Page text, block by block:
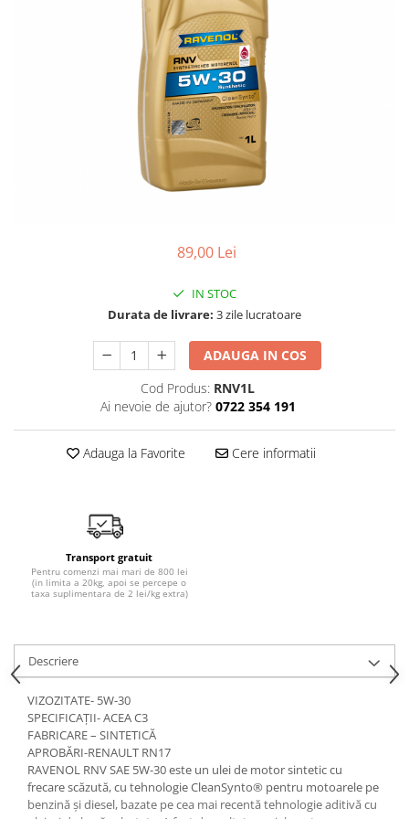
89,00 Lei
IN STOC
Durata de livrare: 3 zile lucratoare
ADAUGA IN COS
Cod Produs: RNV1L
Ai nevoie de ajutor? 0722 354 191
Adauga la Favorite Cere informatii
Transport gratuit
Pentru comenzi mai mari de 800 lei
(in limita a 20kg, apoi se percepe o
taxa suplimentara de 2 lei/kg extra)
Descriere
VIZOZITATE- 5W-30
SPECIFICAȚII- ACEA C3
FABRICARE – SINTETICĂ
APROBĂRI-RENAULT RN17
RAVENOL RNV SAE 5W-30 este un ulei de motor sintetic cu
frecare scăzută, cu tehnologie CleanSynto® pentru motoarele pe
benzină și diesel, bazate pe cea mai recentă tehnologie aditivă cu